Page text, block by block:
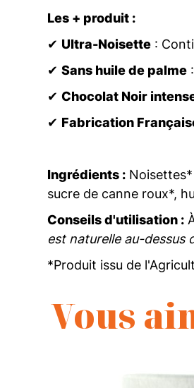
Les + produit :
✔ Ultra-Noisette :
✔ Sans huile de palme
✔ Chocolat Noir
✔ Fabrication
Ingrédients :
sucre de canne roux*,
Conseils d'utilisation :
est naturelle au-dessus
*Produit issu de
Vous